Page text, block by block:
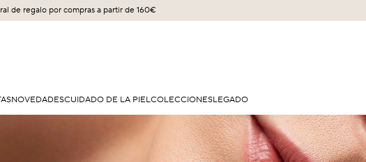
de regalo por compras a partir de 160€
NOVEDADESCUIDADO DE LA PIELCOLECCIONESLEGADO